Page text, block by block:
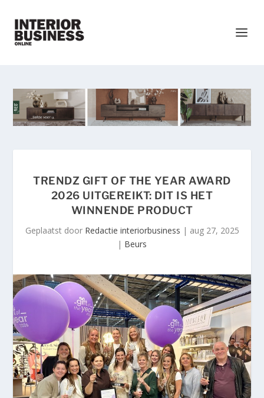
TRENDZ GIFT OF THE YEAR AWARD
2026 UITGEREIKT: DIT IS HET
WINNENDE PRODUCT
Geplaatst door Redactie interiorbusiness | aug 27, 2025
| Beurs